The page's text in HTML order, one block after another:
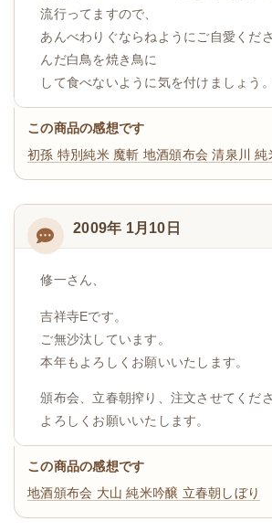
流行ってますので、
あんべわりぐならねようにご自愛くだ
んだ白鳥を焼き鳥に
して食べないように気を付けましょう。
この商品の感想です
初孫 特別純米 魔斬 地酒頒布会清泉川 純
2009年 1月10日
修一さん、
吉祥寺Eです。
ご無沙汰しています。
本年もよろしくお願いいたします。
頒布会、立春朝搾り、注文させてくださ
よろしくお願いいたします。
この商品の感想です
地酒頒布会 大山 純米吟醸 立春朝しぼり